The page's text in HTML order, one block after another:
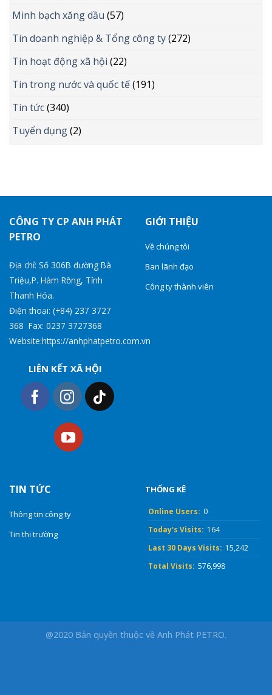
Minh bạch xăng dầu (57)
Tin doanh nghiệp & Tổng công ty(272)
Tin hoạt động xã hội (22)
Tin trong nước và quốc tế(191)
Tin tức(340)
Tuyển dụng(2)
CÔNG TY CP ANH PHÁT
PETRO
Địa chỉ: Số 306B đường Bà
Triệu,P. Hàm Rồng, Tỉnh
Thanh Hóa.
Điện thoại: (+84) 237 3727
368 Fax: 0237 3727368
Website:https://anhphatpetro.com.vn
LIÊN KẾT XÃ HỘI
GIỚI THIỆU
Về chúng tôi
Ban lãnh đạo
Công ty thành viên
TIN TỨC
Thông tin công ty
Tin thị trường
THỐNG KÊ
Online Users: 0
Today's Visits: 164
Last 30 Days Visits: 15,242
Total Visits: 576,998
@2020 Bản quyền thuộc về Anh Phát PETRO.